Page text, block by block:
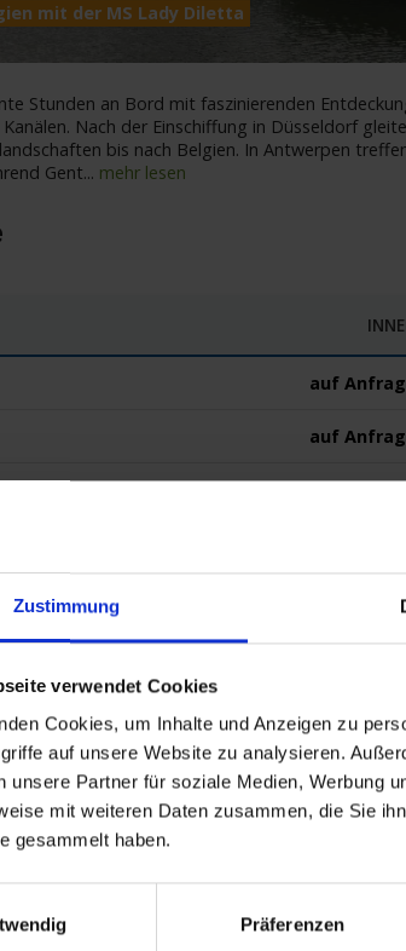
Zustimmung
verwendet Cookies
Cookies, um Inhalte und Anzeigen zu
auf unsere Website zu analysieren.
unsere Partner für soziale Medien, Werbung
mit weiteren Daten zusammen, die Sie
gesammelt haben.
Präferenzen
mit der MS Lady Diletta
Stunden an Bord mit faszinierenden
Nach der Einschiffung in Düsseldorf
bis nach Belgien. In Antwerpen
Gent... mehr lesen
auf
auf
auf
Diletta Reisedokumente
vom bis zum
Hafen